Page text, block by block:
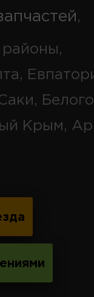
,
Крым,